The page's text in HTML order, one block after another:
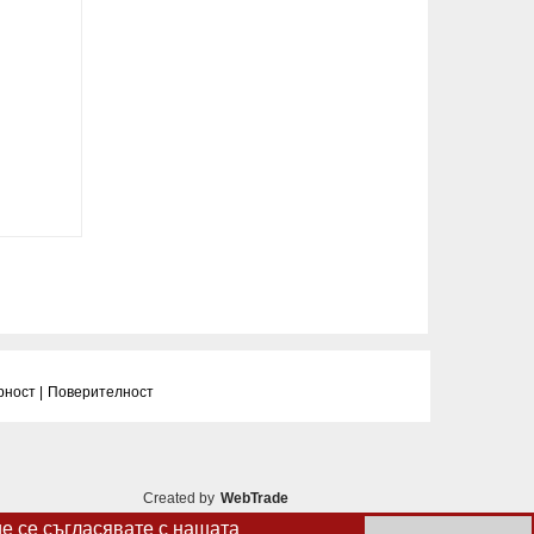
се съгласявате с нашата
| Поверителност
Created by WebTrade